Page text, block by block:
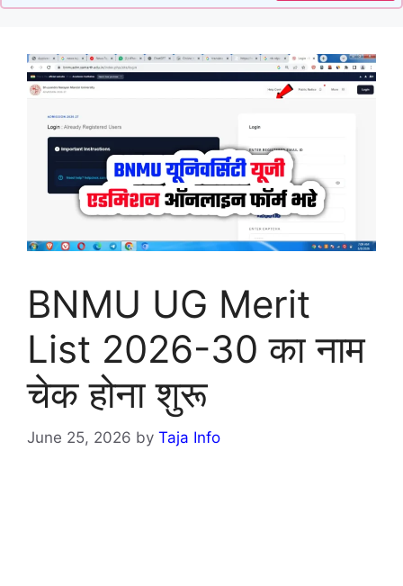
BNMU UG Merit
List 2026-30 का नाम
चेक होना शुरू
June 25, 2026 by Taja Info